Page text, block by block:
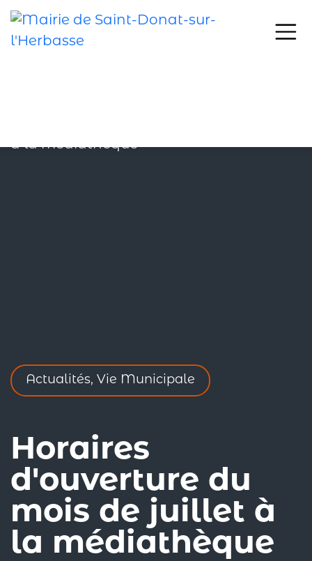
Actualités, Vie Municipale
Horaires
d'ouverture du
mois de juillet à
la médiathèque